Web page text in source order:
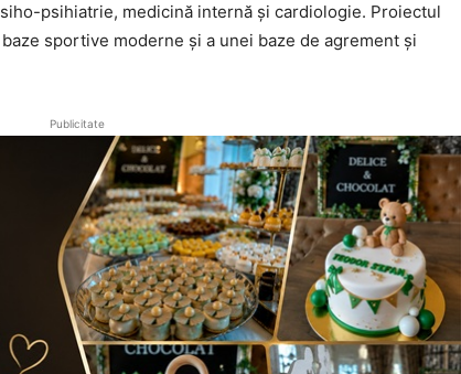
psihiatrie, medicină internă și cardiologie. Proiectul
sportive moderne și a unei baze de agrement și
Publicitate